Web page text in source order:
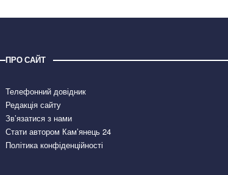
ПРО САЙТ
Телефонний довідник
Редакція сайту
Зв’язатися з нами
Стати автором Кам’янець 24
Політика конфіденційності